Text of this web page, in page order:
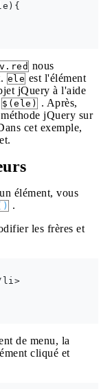
nous
ele est l'élément
jQuery à l'aide
$(ele)
. Après,
jQuery sur
cet exemple,
élément, vous
.
les frères et
li>
de menu, la
cliqué et